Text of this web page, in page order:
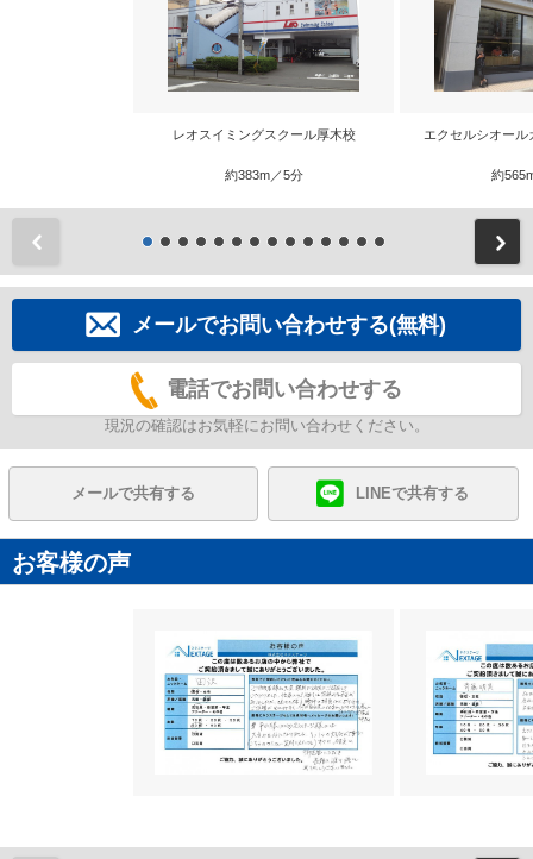
レオスイミングスクール厚木校
約383m／5分
エクセルシオー
約
メールでお問い合わせする(無料)
電話でお問い合わせする
現況の確認はお気軽にお問い合わせください。
メールで共有する LINEで共有する
お客様の声